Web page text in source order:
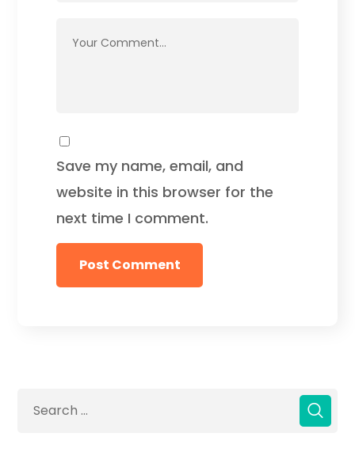
Save my name, email, and
website in this browser for the
next time I comment.